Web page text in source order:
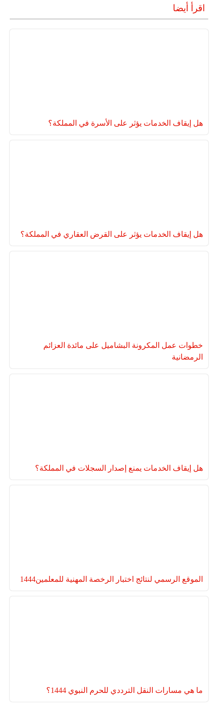
اقرأ أيضا
هل إيقاف الخدمات يؤثر على الأسرة في المملكة؟
هل إيقاف الخدمات يؤثر على القرض العقاري في المملكة؟
خطوات عمل المكرونة البشاميل على مائدة العزائم
الرمضانية
هل إيقاف الخدمات يمنع إصدار السجلات في المملكة؟
الموقع الرسمي لنتائج اختبار الرخصة المهنية للمعلمين1444
ما هي مسارات النقل الترددي للحرم النبوي 1444؟